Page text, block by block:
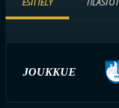
ESITTELY TILASTOT
JOUKKUE